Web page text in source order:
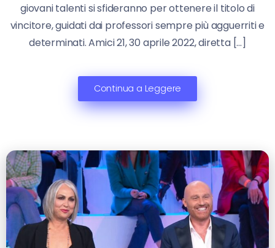
giovani talenti si sfideranno per ottenere il titolo di
vincitore, guidati dai professori sempre più agguerriti e
determinati. Amici 21, 30 aprile 2022, diretta […]
Continua a Leggere